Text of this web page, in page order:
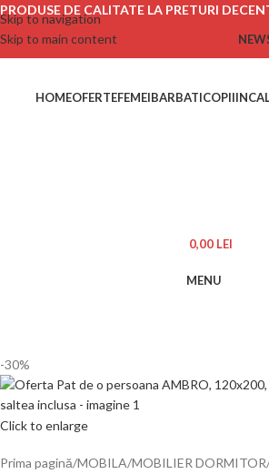
Skip to navigation
Skip to main content
PRODUSE DE CALITATE LA PRETURI
HOMEOFERTEFEMEIBARBATICOPII
0,00 LEI
MENU
-30%
Click to enlarge
Prima pagină MOBILA MOBILIER DORMITOR